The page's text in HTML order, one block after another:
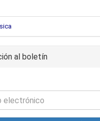
al boletín